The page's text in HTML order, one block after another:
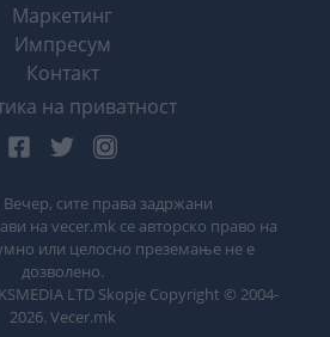
Маркетинг
Импресум
Контакт
на приватност
сите права задржани
на vecer.mk се авторско право на
или целосно преземање не е
дозволено.
LTD Skopje Copyright © 2004-
2026. Vecer.mk